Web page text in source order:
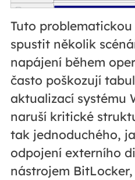
Tuto
spustit několik
napájení během
často poškozují
aktualizací systému
naruší kritické
tak jednoduchého,
odpojení externího
nástrojem